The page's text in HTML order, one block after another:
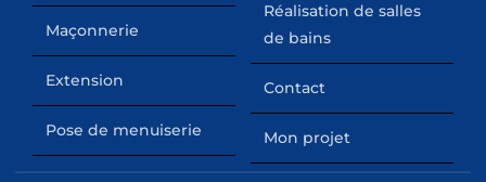
Maçonnerie
Extension
Pose de menuiserie
Réalisation de salles
de bains
Contact
Mon projet